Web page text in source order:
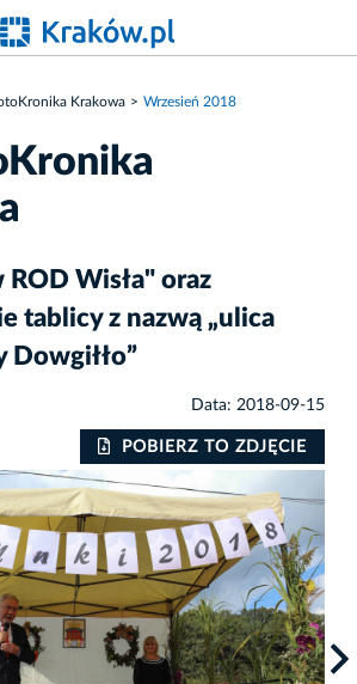
Krakowa Wrzesień 2018
ROD Wisła" oraz
tablicy z nazwą „ulica
Dowgiłło”
Data: 2018-09-15
POBIERZ TO ZDJĘCIE